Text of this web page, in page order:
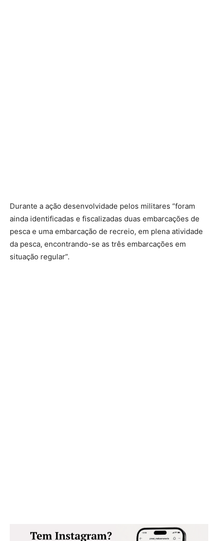
Durante a ação desenvolvidade pelos militares “foram
ainda identificadas e fiscalizadas duas embarcações de
pesca e uma embarcação de recreio, em plena atividade
da pesca, encontrando-se as três embarcações em
situação regular”.